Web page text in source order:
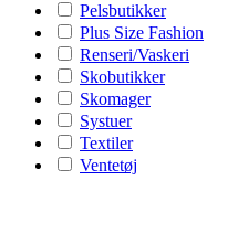
Pelsbutikker
Plus Size Fashion
Renseri/Vaskeri
Skobutikker
Skomager
Systuer
Textiler
Ventetøj